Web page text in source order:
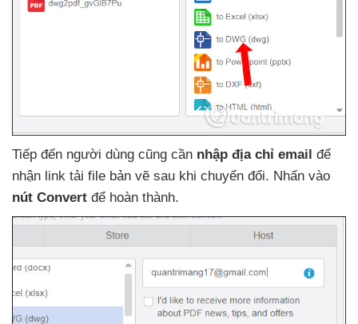
Tiếp đến người dùng cũng cần nhập địa chỉ email để
nhận link tải file bản vẽ sau khi chuyển đổi. Nhấn vào
nút Convert để hoàn thành.